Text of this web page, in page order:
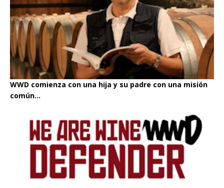
WWD comienza con una hija y su padre con una misión
común...